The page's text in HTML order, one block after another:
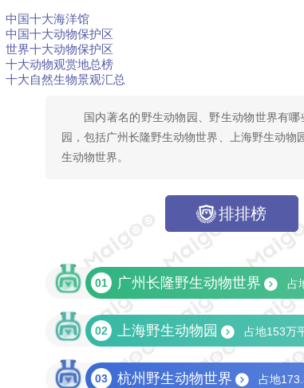
中国十大海洋馆
中国十大动物保护区
世界十大动物保护区
十大动物观赏地总榜
十大自然生物景观汇总
国内著名的野生动物园、野生动物世界有
园，包括广州长隆野生动物世界、上海野生动
生动物世界。
排排榜
01 广州长隆野生动物世界 占
大规模野生动物种群放养 大面积亚
澳洲以外最大考拉种群 自驾车小火
02 上海野生动物园 占地153万
首创“水域探秘”乘船360°游览 全球
03 杭州野生动物世界 占地